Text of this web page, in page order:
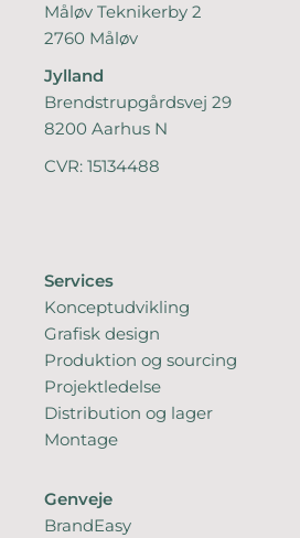
Måløv Teknikerby 2
2760 Måløv
Jylland
Brendstrupgårdsvej 29
8200 Aarhus N
CVR: 15134488
Services
Konceptudvikling
Grafisk design
Produktion og sourcing
Projektledelse
Distribution og lager
Montage
Genveje
BrandEasy